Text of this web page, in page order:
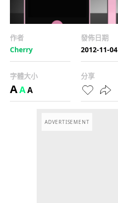
作者
Cherry
發佈日期
2012-11-04
字體大小
AAA
分享
ADVERTISEMENT